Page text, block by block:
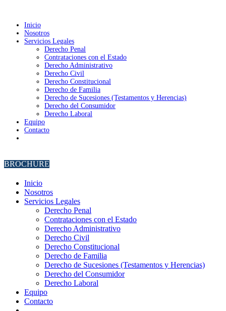
Inicio
Nosotros
Servicios Legales
Derecho Penal
Contrataciones con el Estado
Derecho Administrativo
Derecho Civil
Derecho Constitucional
Derecho de Familia
Derecho de Sucesiones (Testamentos y Herencias)
Derecho del Consumidor
Derecho Laboral
Equipo
Contacto
BROCHURE
Inicio
Nosotros
Servicios Legales
Derecho Penal
Contrataciones con el Estado
Derecho Administrativo
Derecho Civil
Derecho Constitucional
Derecho de Familia
Derecho de Sucesiones (Testamentos y Herencias)
Derecho del Consumidor
Derecho Laboral
Equipo
Contacto